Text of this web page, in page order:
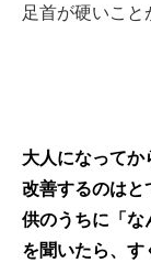
足首が硬いこと
大人になってか
改善するのはと
供のうちに「な
を聞いたら、す